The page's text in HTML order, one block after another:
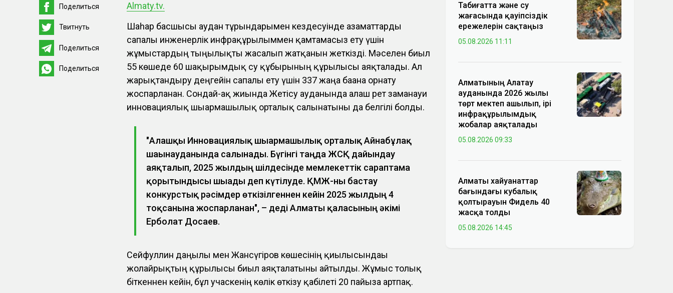
Поделиться
Твитнуть
Поделиться
Поделиться
Almaty.tv.
Шаһар басшысы аудан тұрғындарымен кездесуінде азаматтарды
сапалы инженерлік инфрақұрылыммен қамтамасыз ету үшін
жұмыстардың тыңғылықты жасалып жатқанын жеткізді. Мәселен биыл
55 көшеде 60 шақырымдық су құбырының құрылысы аяқталады. Ал
жарықтандыру деңгейін сапалы ету үшін 337 жаңа бағана орнату
жоспарланған. Сондай-ақ жиында Жетісу ауданында алғаш рет заманауи
инновациялық шығармашылық орталық салынатыны да белгілі болды.
"Алғашқы Инновациялық шығармашылық орталық Айнабұлақ
шағынауданында салынады. Бүгінгі таңда ЖСҚ дайындау
аяқталып, 2025 жылдың шілдесінде мемлекеттік сараптама
қорытындысы шығады деп күтілуде. ҚМЖ-ны бастау
конкурстық рәсімдер өткізілгеннен кейін 2025 жылдың 4
тоқсанына жоспарланған", – деді Алматы қаласының әкімі
Ерболат Досаев.
Сейфуллин даңғылы мен Жансүгіров көшесінің қиылысындағы
жолайрықтың құрылысы биыл аяқталатыны айтылды. Жұмыс толық
біткеннен кейін, бұл учаскенің көлік өткізу қабілеті 20 пайызға артпақ.
Табиғатта және су
жағасында қауіпсіздік
ережелерін сақтаңыз
05.08.2026 11:11
Алматының Алатау
ауданында 2026 жылы
төрт мектеп ашылып, ірі
инфрақұрылымдық
жобалар аяқталады
05.08.2026 09:33
Алматы хайуанаттар
бағындағы кубалық
қолтырауын Фидель 40
жасқа толды
05.08.2026 14:45